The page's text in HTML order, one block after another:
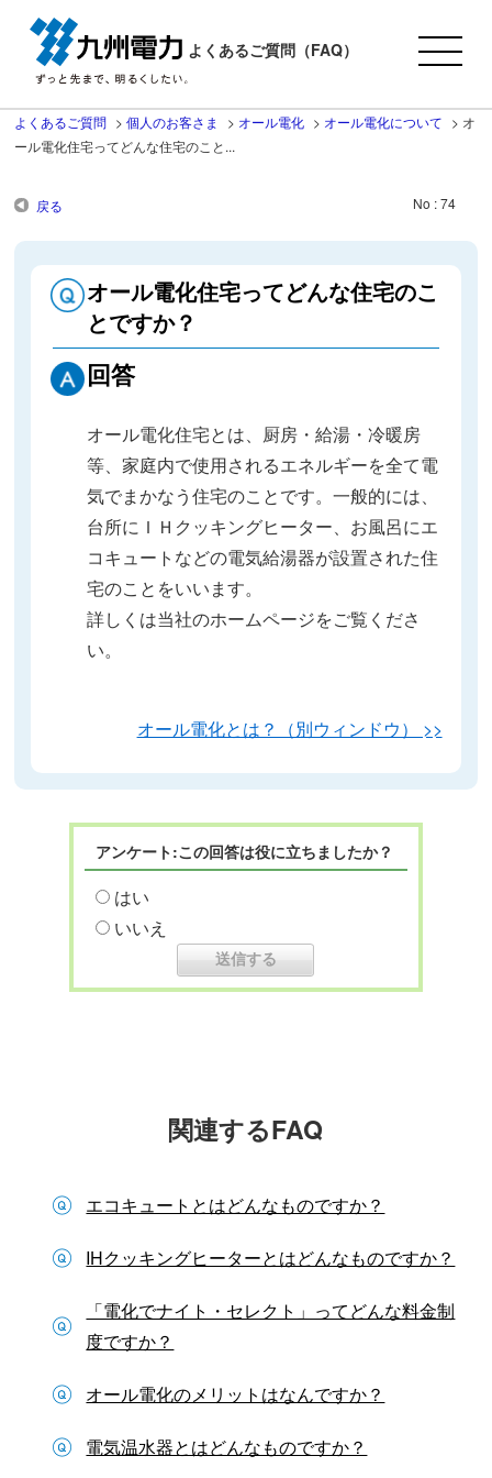
よくあるご質問（FAQ）
よくあるご質問 >個人のお客さま > オール電化 > オール電化について > オ
ール電化住宅ってどんな住宅のこと...
戻る No : 74
オール電化住宅ってどんな住宅のこ
とですか？
回答
オール電化住宅とは、厨房・給湯・冷暖房
等、家庭内で使用されるエネルギーを全て電
気でまかなう住宅のことです。一般的には、
台所にＩＨクッキングヒーター、お風呂にエ
コキュートなどの電気給湯器が設置された住
宅のことをいいます。
詳しくは当社のホームページをご覧くださ
い。
オール電化とは？（別ウィンドウ） >>
アンケート:この回答は役に立ちましたか？
はい
いいえ
関連するFAQ
エコキュートとはどんなものですか？
IHクッキングヒーターとはどんなものですか？
「電化でナイト・セレクト」ってどんな料金制
度ですか？
オール電化のメリットはなんですか？
電気温水器とはどんなものですか？